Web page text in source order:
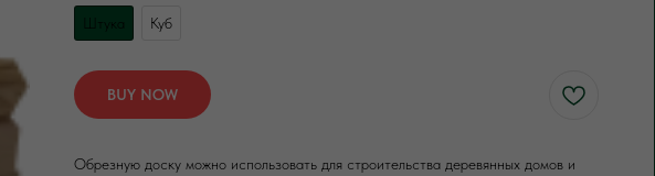
Штука
Куб
BUY NOW
Обрезную доску можно использовать для строительства деревянных домов и